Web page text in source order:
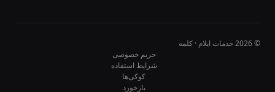
© 2026 خدمات ایلام · کلمه
حریم خصوصی
شرایط استفاده
کوکی‌ها
بازخورد
10